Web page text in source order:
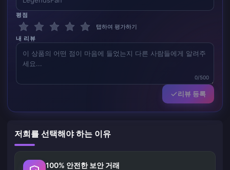
평점
탭하여 평가하기
내 리뷰
0/500
리뷰 등록
저희를 선택해야 하는 이유
100% 안전한 보안 거래